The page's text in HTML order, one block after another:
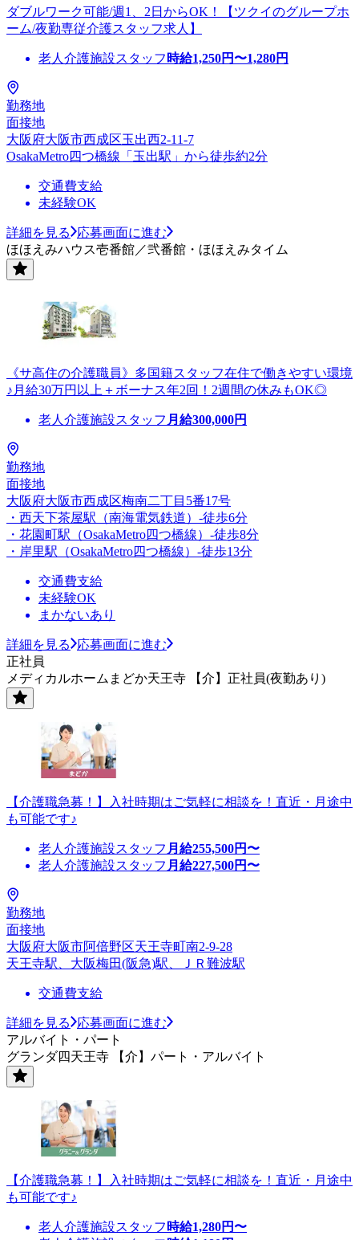
ダブルワーク可能/週1、2日からOK！【ツクイのグループホ
ーム/夜勤専従介護スタッフ求人】
老人介護施設スタッフ 時給1,250円〜1,280円
勤務地
面接地
大阪府大阪市西成区玉出西2-11-7
OsakaMetro四つ橋線「玉出駅」から徒歩約2分
交通費支給
未経験OK
詳細を見る
応募画面に進む
ほほえみハウス壱番館／弐番館・ほほえみタイム
《サ高住の介護職員》多国籍スタッフ在住で働きやすい環境
♪月給30万円以上＋ボーナス年2回！2週間の休みもOK◎
老人介護施設スタッフ 月給300,000円
勤務地
面接地
大阪府大阪市西成区梅南二丁目5番17号
・西天下茶屋駅（南海電気鉄道）-徒歩6分
・花園町駅（OsakaMetro四つ橋線）-徒歩8分
・岸里駅（OsakaMetro四つ橋線）-徒歩13分
交通費支給
未経験OK
まかないあり
詳細を見る
応募画面に進む
正社員
メディカルホームまどか天王寺 【介】正社員(夜勤あり)
【介護職急募！】入社時期はご気軽に相談を！直近・月途中
も可能です♪
老人介護施設スタッフ 月給255,500円〜
老人介護施設スタッフ 月給227,500円〜
勤務地
面接地
大阪府大阪市阿倍野区天王寺町南2-9-28
天王寺駅、大阪梅田(阪急)駅、ＪＲ難波駅
交通費支給
詳細を見る
応募画面に進む
アルバイト・パート
グランダ四天王寺 【介】パート・アルバイト
【介護職急募！】入社時期はご気軽に相談を！直近・月途中
も可能です♪
老人介護施設スタッフ 時給1,280円〜